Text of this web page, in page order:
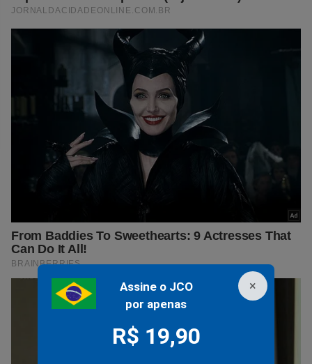
×
Assine o JCO
por apenas
R$ 19,90